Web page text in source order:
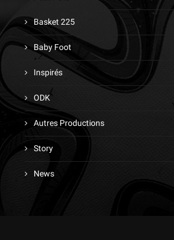
Basket 225
Baby Foot
Inspirés
ODK
Autres Productions
Story
News